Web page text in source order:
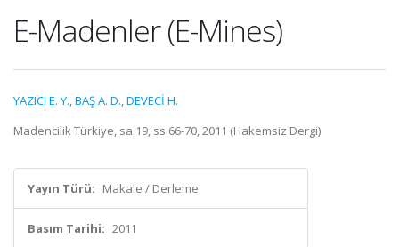
E-Madenler (E-Mines)
YAZICI E. Y.,BAŞ A. D.,DEVECİ H.
Madencilik Türkiye, sa.19, ss.66-70, 2011 (Hakemsiz Dergi)
Yayın Türü: Makale / Derleme
Basım Tarihi: 2011